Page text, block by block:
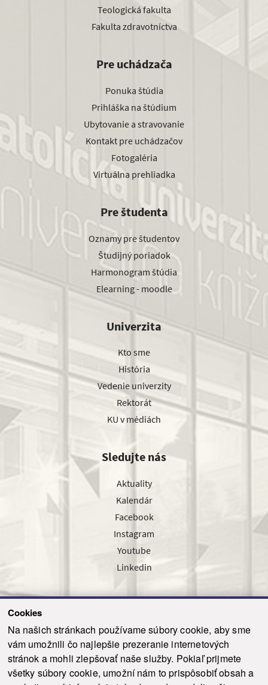
Cookies
Na našich stránkach používame súbory cookie, aby sme
vám umožnili čo najlepšie prezeranie internetových
stránok a mohli zlepšovať naše služby. Pokiaľ prijmete
všetky súbory cookie, umožní nám to prispôsobiť obsah a
Teologická fakulta
Fakulta zdravotníctva
Pre uchádzača
Ponuka štúdia
Prihláška na štúdium
Ubytovanie a stravovanie
Kontakt pre uchádzačov
Fotogaléria
Virtuálna prehliadka
Pre študenta
Oznamy pre študentov
Študijný poriadok
Harmonogram štúdia
Elearning - moodle
Univerzita
Kto sme
História
Vedenie univerzity
Rektorát
KU v médiách
Sledujte nás
Aktuality
Kalendár
Facebook
Instagram
Youtube
Linkedin